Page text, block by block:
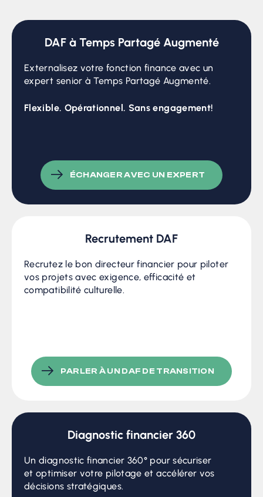
DAF à Temps Partagé Augmenté
Externalisez votre fonction finance avec un
expert senior à Temps Partagé Augmenté.
Flexible. Opérationnel. Sans engagement!
ÉCHANGER AVEC UN EXPERT
Recrutement DAF
Recrutez le bon directeur financier pour piloter
vos projets avec exigence, efficacité et
compatibilité culturelle.
PARLER À UN DAF DE TRANSITION
Diagnostic financier 360
Un diagnostic financier 360° pour sécuriser
et optimiser votre pilotage et accélérer vos
décisions stratégiques.